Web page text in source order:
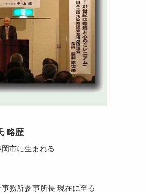
略歴
市に生まれる
務所参事所長 現在に至る